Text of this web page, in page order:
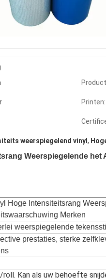
Printen:
weerspiegelend vinyl ,
Weerspiegelende
Hoge Intensiteitsrang
Merken
weerspiegelende
prestaties, sterke
Kan als uw behoefte